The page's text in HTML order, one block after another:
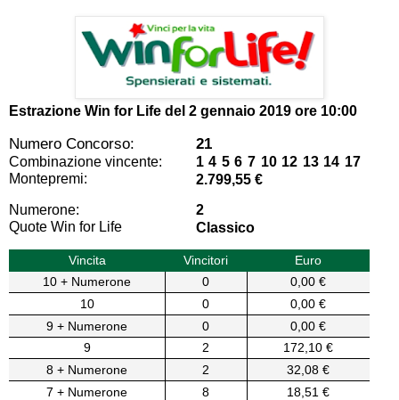
Estrazione Win for Life del 2 gennaio 2019 ore 10:00
Numero Concorso: 21
Combinazione vincente:
1 4 5 6 7 10 12 13 14 17
Montepremi:
2.799,55 €
Numerone:
2
Quote Win for Life
Classico
Vincita Vincitori
Euro
10 + Numerone
0
0,00 €
10
0
0,00 €
9 + Numerone
0
0,00 €
9
2
172,10 €
8 + Numerone
2
32,08 €
7 + Numerone
8
18,51 €